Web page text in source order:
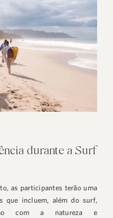
durante a Surf
as participantes terão uma
que incluem, além do surf,
com a natureza e